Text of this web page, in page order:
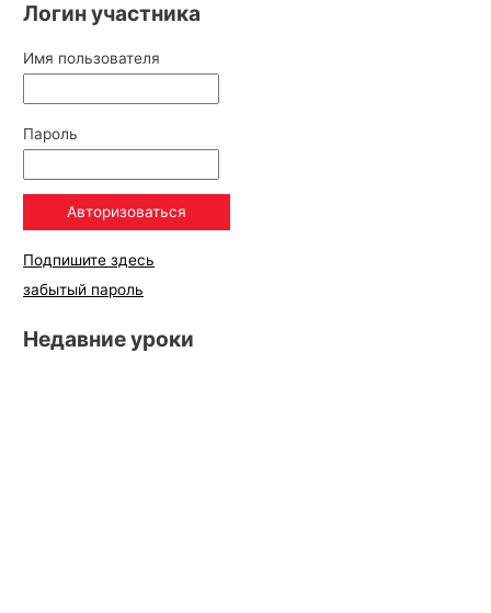
Логин участника
Имя пользователя
Пароль
Подпишите здесь
забытый пароль
Недавние уроки